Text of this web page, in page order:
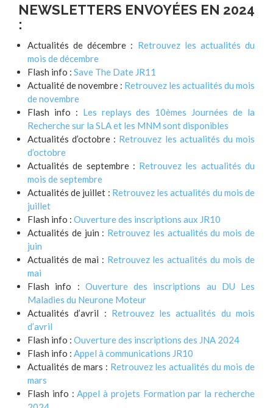
NEWSLETTERS ENVOYÉES EN 2024
:
Actualités de décembre : Retrouvez les actualités du
mois de décembre
Flash info : Save The Date JR11
Actualité de novembre : Retrouvez les actualités du mois
de novembre
Flash info : Les replays des 10èmes Journées de la
Recherche sur la SLA et les MNM sont disponibles
Actualités d’octobre : Retrouvez les actualités du mois
d’octobre
Actualités de septembre : Retrouvez les actualités du
mois de septembre
Actualités de juillet : Retrouvez les actualités du mois de
juillet
Flash info : Ouverture des inscriptions aux JR10
Actualités de juin : Retrouvez les actualités du mois de
juin
Actualités de mai : Retrouvez les actualités du mois de
mai
Flash info : Ouverture des inscriptions au DU Les
Maladies du Neurone Moteur
Actualités d’avril : Retrouvez les actualités du mois
d’avril
Flash info : Ouverture des inscriptions des JNA 2024
Flash info : Appel à communications JR10
Actualités de mars : Retrouvez les actualités du mois de
mars
Flash info :Appel à projets Formation par la recherche